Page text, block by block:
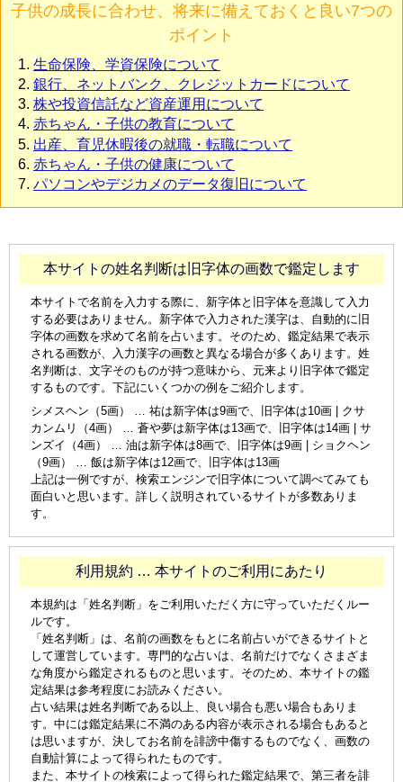
子供の成長に合わせ、将来に備えておくと良い7つの
ポイント
生命保険、学資保険について
銀行、ネットバンク、クレジットカードについて
株や投資信託など資産運用について
赤ちゃん・子供の教育について
出産、育児休暇後の就職・転職について
赤ちゃん・子供の健康について
パソコンやデジカメのデータ復旧について
本サイトの姓名判断は旧字体の画数で鑑定します
本サイトで名前を入力する際に、新字体と旧字体を意識して入力
する必要はありません。新字体で入力された漢字は、自動的に旧
字体の画数を求めて名前を占います。そのため、鑑定結果で表示
される画数が、入力漢字の画数と異なる場合が多くあります。姓
名判断は、文字そのものが持つ意味から、元来より旧字体で鑑定
するものです。下記にいくつかの例をご紹介します。
シメスヘン（5画） … 祐は新字体は9画で、旧字体は10画 | クサ
カンムリ（4画） … 蒼や夢は新字体は13画で、旧字体は14画 | サ
ンズイ（4画） … 油は新字体は8画で、旧字体は9画 | ショクヘン
（9画） … 飯は新字体は12画で、旧字体は13画
上記は一例ですが、検索エンジンで旧字体について調べてみても
面白いと思います。詳しく説明されているサイトが多数ありま
す。
利用規約 … 本サイトのご利用にあたり
本規約は「姓名判断」をご利用いただく方に守っていただくルー
ルです。
「姓名判断」は、名前の画数をもとに名前占いができるサイトと
して運営しています。専門的な占いは、名前だけでなくさまざま
な角度から鑑定されるものと思います。そのため、本サイトの鑑
定結果は参考程度にお読みください。
占い結果は姓名判断である以上、良い場合も悪い場合もありま
す。中には鑑定結果に不満のある内容が表示される場合もあると
は思いますが、決してお名前を誹謗中傷するものでなく、画数の
自動計算によって得られたものです。
また、本サイトの検索によって得られた鑑定結果で、第三者を誹